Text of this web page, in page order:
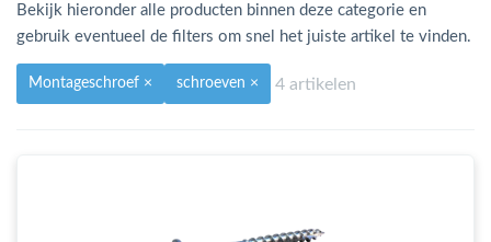
(Rookkanalen)
(Sanitair)
Bekijk hieronder alle producten binnen deze categorie en
gebruik eventueel de filters om snel het juiste artikel te vinden.
Montageschroef × schroeven × 4 artikelen